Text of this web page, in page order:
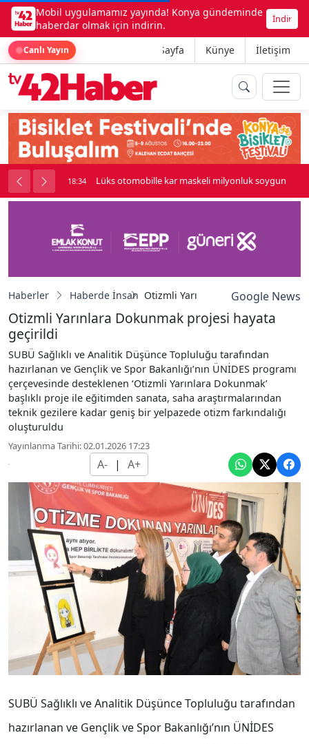
Mobil uygulamamız yayında! Konya gündeminde
haberdar olmak için indirin.
İndir
Canlı Yayın Ana Sayfa Künye İletişim
kavga çıktı 18:34 Lüks otomobille kar maskeli milyonluk soygun
Haberler Haberde İnsan Otizmli Yarınlara Dokunmak
Google News
Otizmli Yarınlara Dokunmak projesi hayata
geçirildi
SUBÜ Sağlıklı ve Analitik Düşünce Topluluğu tarafından
hazırlanan ve Gençlik ve Spor Bakanlığı’nın ÜNİDES programı
çerçevesinde desteklenen ‘Otizmli Yarınlara Dokunmak’
başlıklı proje ile eğitimden sanata, saha araştırmalarından
teknik gezilere kadar geniş bir yelpazede otizm farkındalığı
oluşturuldu
Yayınlanma Tarihi: 02.01.2026 17:23
A- | A+
SUBÜ Sağlıklı ve Analitik Düşünce Topluluğu tarafından
hazırlanan ve Gençlik ve Spor Bakanlığı’nın ÜNİDES